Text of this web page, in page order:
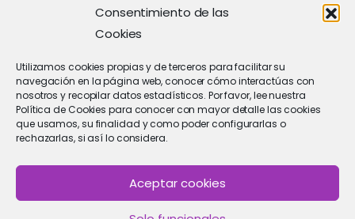
Consentimiento de las
Cookies
Utilizamos cookies propias y de terceros para facilitar su
navegación en la página web, conocer cómo interactúas con
nosotros y recopilar datos estadísticos. Por favor, lee nuestra
Política de Cookies para conocer con mayor detalle las cookies
que usamos, su finalidad y como poder configurarlas o
rechazarlas, si así lo considera.
Aceptar cookies
PIDE CITA
Solicitar cita con un especialista